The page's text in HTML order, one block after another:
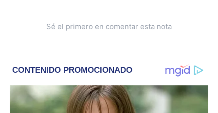
Sé el primero en comentar esta nota